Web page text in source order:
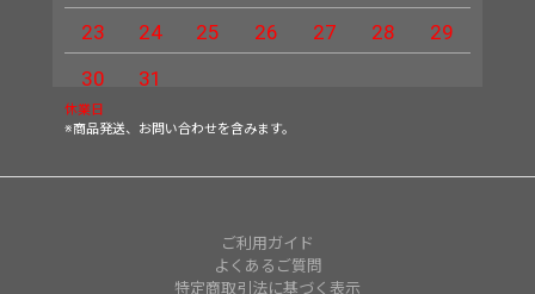
23
24 25 26 27 28
29
30
31
休業日
※商品発送、お問い合わせを含みます。
ご利用ガイド
よくあるご質問
特定商取引法に基づく表示